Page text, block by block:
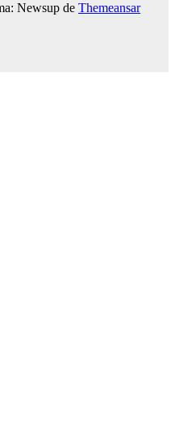
Newsup de Themeansar